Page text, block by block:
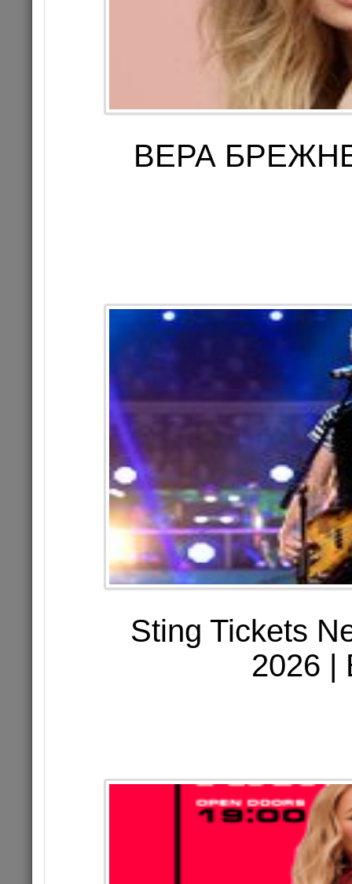
Цена
АНТОН
ВЕРА
Sting Tickets
2026 |